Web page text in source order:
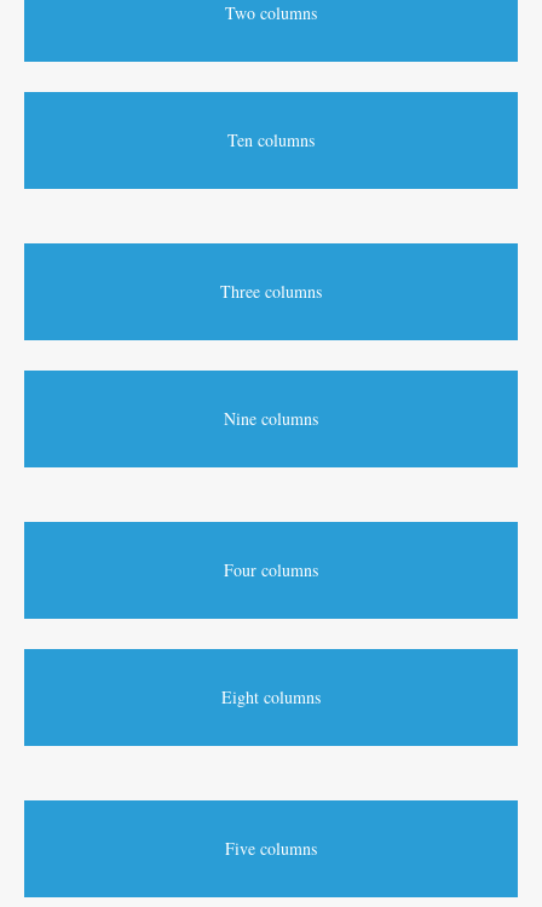
Two columns
Ten columns
Three columns
Nine columns
Four columns
Eight columns
Five columns